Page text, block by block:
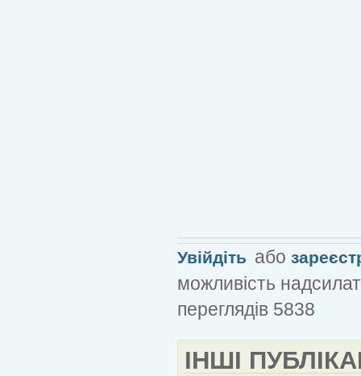
Увійдіть або
можливість
переглядів 5838
ІНШІ